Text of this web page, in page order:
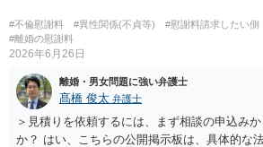
#不倫慰謝料 #異性関係(不貞等) #慰謝料請求したい側
#離婚の慰謝料
2026年6月26日
離婚・男女問題に強い弁護士
髙橋 俊太 弁護士
＞見積りを依頼するには、まず相談の申込み
か？ はい、こちらの公開掲示板は、具体的な